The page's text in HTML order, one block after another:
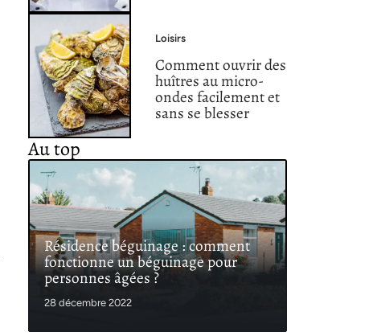
Loisirs
Comment ouvrir des
huîtres au micro-
ondes facilement et
sans se blesser
Au top
Résidence béguinage : comment
fonctionne un béguinage pour
personnes âgées ?
28 décembre 2022